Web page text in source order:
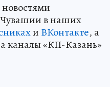
в наших
и ВКонтакте, а
каналы «КП-Казань»